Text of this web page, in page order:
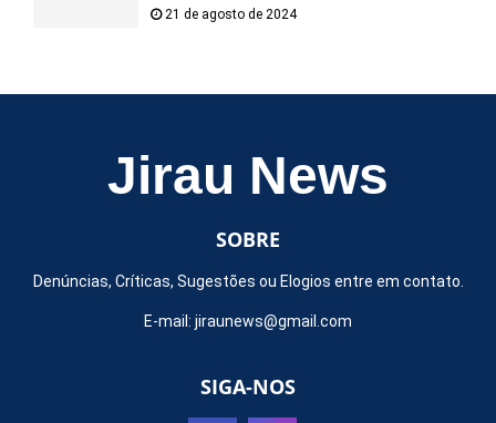
21 de agosto de 2024
Jirau News
SOBRE
Denúncias, Críticas, Sugestões ou Elogios entre em contato.
E-mail: jiraunews@gmail.com
SIGA-NOS